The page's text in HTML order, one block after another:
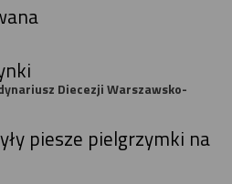
Diecezji Warszawsko-
piesze pielgrzymki na